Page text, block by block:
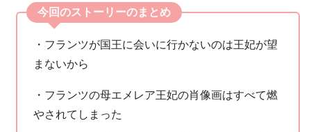
今回のストーリーのまとめ
・フランツが国王に会いに行かないのは王妃が望
まないから
・フランツの母エメレア王妃の肖像画はすべて燃
やされてしまった